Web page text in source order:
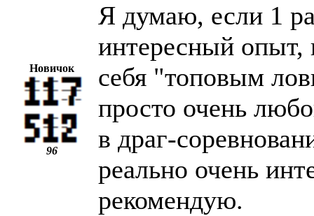
Новичок
96
Я думаю, если 1
интересный опыт,
себя "топовым
просто очень
в драг-
реально очень
рекомендую.